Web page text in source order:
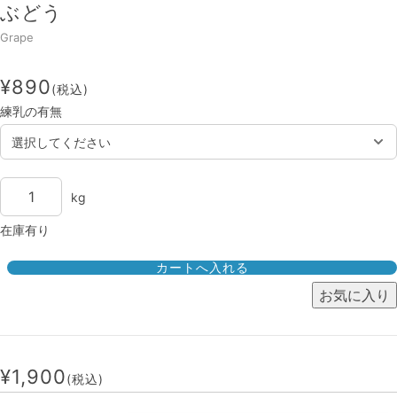
ぶどう
Grape
¥890(税込)
練乳の有無
kg
在庫有り
¥1,900(税込)